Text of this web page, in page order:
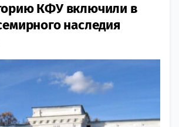
КФУ включили в
наследия